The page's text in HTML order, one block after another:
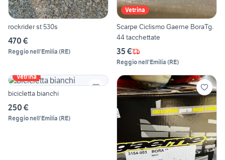
rockrider st 530s
470 €
Reggio nell'Emilia (RE)
Vetrina
Scarpe Ciclismo Gaerne BoraTg.
44 tacchettate
35 €
Reggio nell'Emilia (RE)
Vetrina
bicicletta bianchi
250 €
Reggio nell'Emilia (RE)